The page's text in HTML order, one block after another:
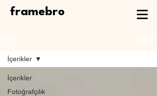
framebro
İçerikler
Fotoğrafçılık
İçerikler